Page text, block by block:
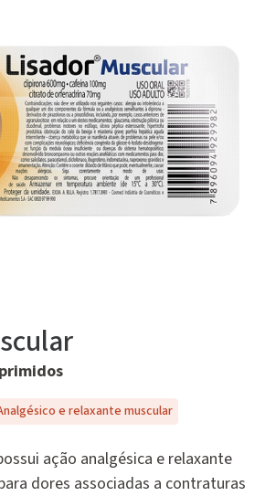
e relaxante muscular
ação analgésica e relaxante
dores associadas a contraturas